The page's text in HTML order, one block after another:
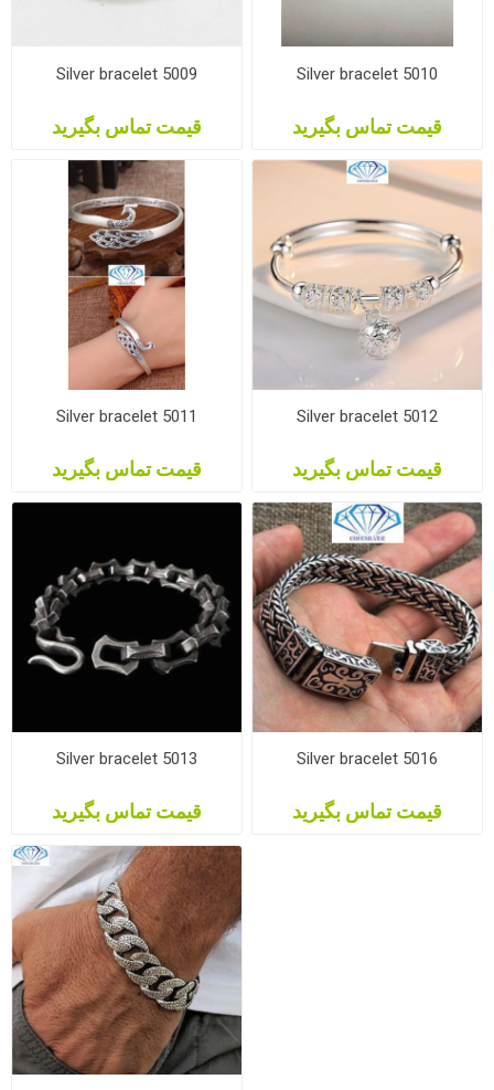
Silver bracelet 5009
قیمت تماس بگیرید
Silver bracelet 5010
قیمت تماس بگیرید
Silver bracelet 5011
قیمت تماس بگیرید
Silver bracelet 5012
قیمت تماس بگیرید
Silver bracelet 5013
قیمت تماس بگیرید
Silver bracelet 5016
قیمت تماس بگیرید